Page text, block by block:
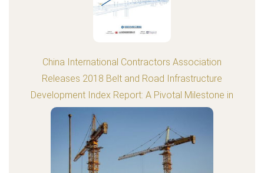
China International Contractors Association
Releases 2018 Belt and Road Infrastructure
Development Index Report: A Pivotal Milestone in
International Engineering